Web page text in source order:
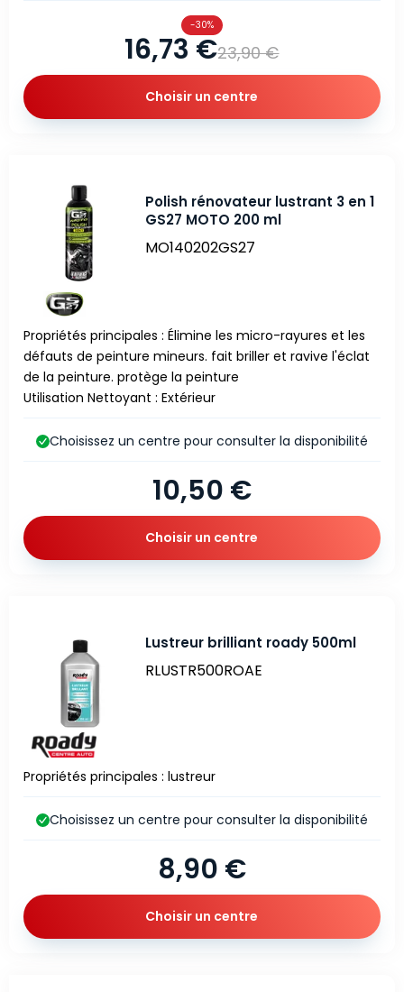
16,73 €23,90 €
-30%
Choisir un centre
Polish rénovateur lustrant 3 en 1
GS27 MOTO 200 ml
MO140202GS27
Propriétés principales : Élimine les micro-rayures et les
défauts de peinture mineurs. fait briller et ravive l'éclat
de la peinture. protège la peinture
Utilisation Nettoyant : Extérieur
10,50 €
Choisissez un centre pour consulter la disponibilité
Choisir un centre
Lustreur brilliant roady 500ml
RLUSTR500ROAE
Propriétés principales : lustreur
8,90 €
Choisissez un centre pour consulter la disponibilité
Choisir un centre